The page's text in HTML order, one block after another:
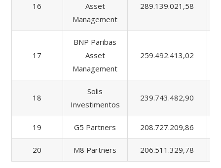
16
Asset
Management
289.139.021,58
17
BNP Paribas
Asset
Management
259.492.413,02
18
Solis
Investimentos
239.743.482,90
19 G5 Partners 208.727.209,86
20 M8 Partners 206.511.329,78